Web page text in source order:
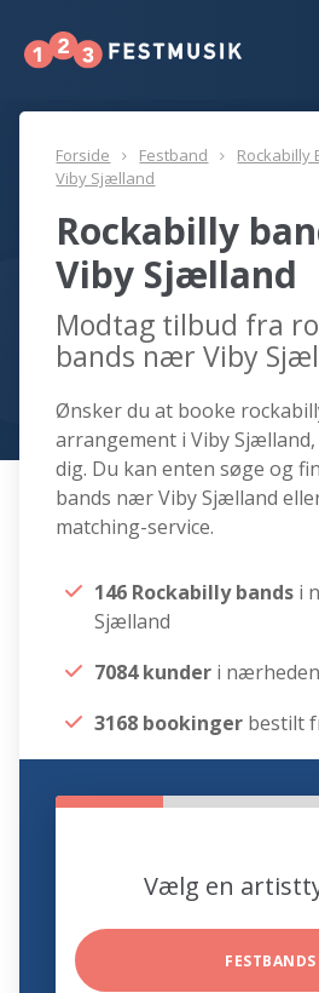
Forside Festband
Rockabilly
Viby Sjælland
Rockabilly
Viby Sjælland
Modtag tilbud fra
bands nær Viby
Ønsker du at booke
arrangement i Viby
dig. Du kan enten søge og
bands nær Viby Sjælland
matching-service.
146 Rockabilly bands i
Sjælland
7084 kunder i
3168 bookinger bestilt
Vælg en
FESTBANDS